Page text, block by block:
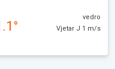
vedro
Vjetar J 1 m/s